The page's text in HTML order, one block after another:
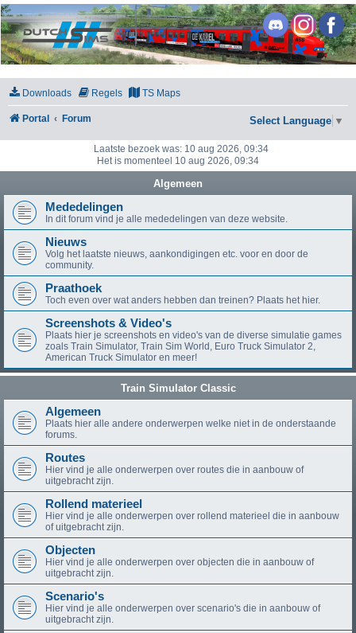
DutchSims
Downloads Regels TS Maps
Portal Forum Select Language ▼
Laatste bezoek was: 10 aug 2026, 09:34
Het is momenteel 10 aug 2026, 09:34
Algemeen
Mededelingen
In dit forum vind je alle mededelingen van deze website.
Nieuws
Volg het laatste nieuws, aankondigingen etc. voor en door de
community.
Praathoek
Toch even over wat anders hebben dan treinen? Plaats het hier.
Screenshots & Video's
Plaats hier je screenshots en video's van de diverse simulatie games
zoals Train Simulator, Train Sim World, Euro Truck Simulator 2,
American Truck Simulator en meer!
Train Simulator Classic
Algemeen
Plaats hier alle andere onderwerpen welke niet in de onderstaande
forums.
Routes
Hier vind je alle onderwerpen over routes die in aanbouw of
uitgebracht zijn.
Rollend materieel
Hier vind je alle onderwerpen over rollend materieel die in aanbouw
of uitgebracht zijn.
Objecten
Hier vind je alle onderwerpen over objecten die in aanbouw of
uitgebracht zijn.
Scenario's
Hier vind je alle onderwerpen over scenario's die in aanbouw of
uitgebracht zijn.